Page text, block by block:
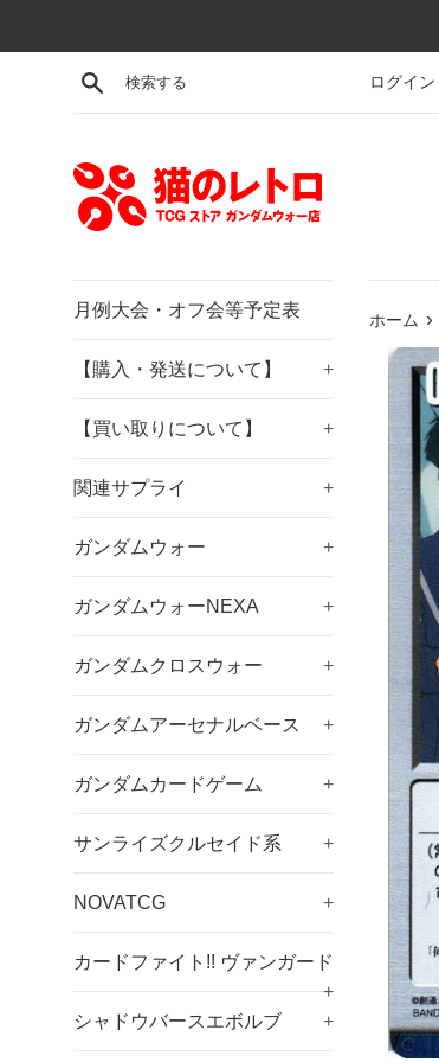
検索する ログイン
月例大会・オフ会等予定表
【購入・発送について】 +
【買い取りについて】 +
関連サプライ +
ガンダムウォー +
ガンダムウォーNEXA +
ガンダムクロスウォー +
ガンダムアーセナルベース +
ガンダムカードゲーム +
サンライズクルセイド系 +
NOVATCG +
カードファイト!! ヴァンガード
+
シャドウバースエボルブ
+
ホーム ›